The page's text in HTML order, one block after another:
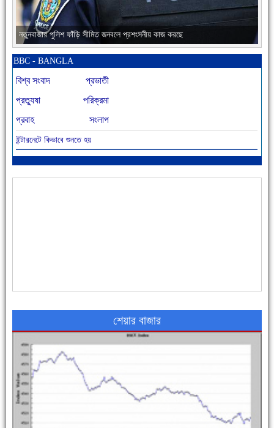
নতুনবাজার পুলিশ ফাঁড়ি সীমিত জনবলে প্রশংসনীয় কাজ করছে
আজ বিশিষ্ট শিক্ষাবিদ এ.টি. আহমেদ হোসাইন রুশদীর ৪৬তম মৃত্যুবার্ষিকী
এক সপ্তাহে শনাক্ত বেড়েছে ৫৫%, মৃত্যু ৪৬%
BBC - BANGLA
বিশ্ব সংবাদ
প্রভাতী
প্রত্যুষা
পরিক্রমা
প্রবাহ
সংলাপ
ইন্টারনেটে কিভাবে শুনতে হয়
শেয়ার বাজার